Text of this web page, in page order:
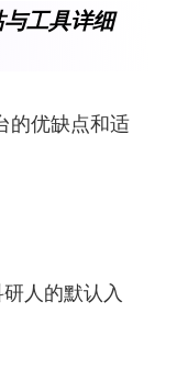
工具详细
的优缺点和适
人的默认入